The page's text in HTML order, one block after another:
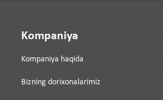
Kompaniya
Kompaniya haqida
Bizning dorixonalarimiz